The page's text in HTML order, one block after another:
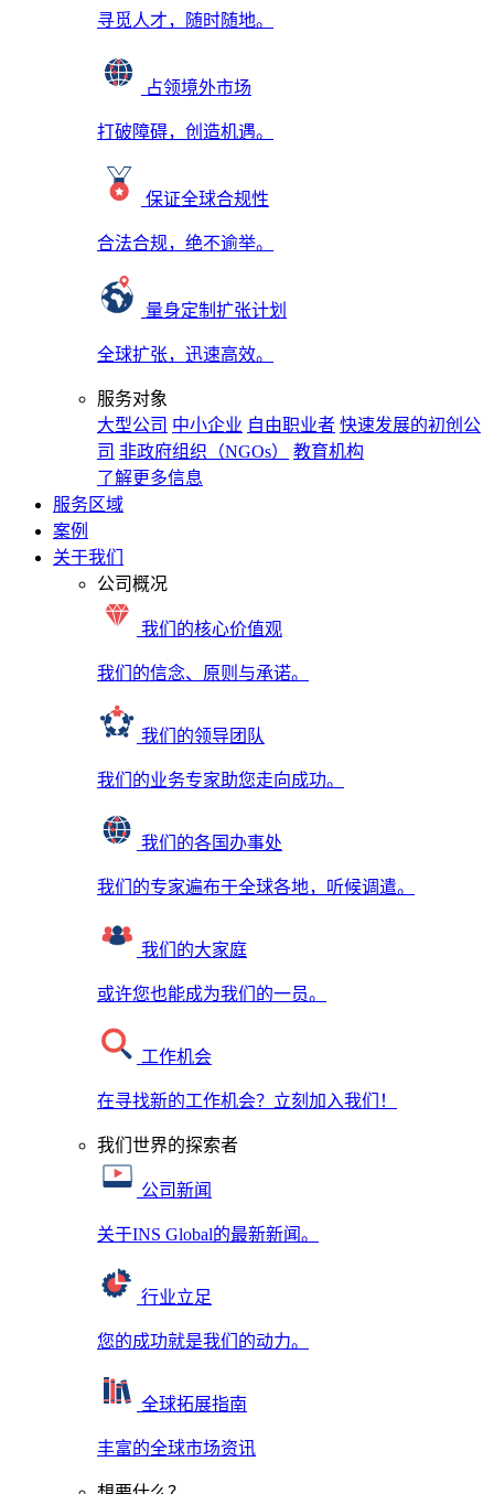
寻觅人才，随时随地。
占领境外市场
打破障碍，创造机遇。
保证全球合规性
合法合规，绝不逾举。
量身定制扩张计划
全球扩张，迅速高效。
服务对象
大型公司 中小企业 自由职业者 快速发展的初创公
司 非政府组织（NGOs）
教育机构
了解更多信息
服务区域
案例
关于我们
公司概况
我们的核心价值观
我们的信念、原则与承诺。
我们的领导团队
我们的业务专家助您走向成功。
我们的各国办事处
我们的专家遍布于全球各地，听候调遣。
我们的大家庭
或许您也能成为我们的一员。
工作机会
在寻找新的工作机会？立刻加入我们！
我们世界的探索者
公司新闻
关于INS Global的最新新闻。
行业立足
您的成功就是我们的动力。
全球拓展指南
丰富的全球市场资讯